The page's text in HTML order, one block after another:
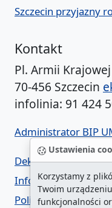
Ustawienia
Korzystamy z
Twoim
funkcjonalności
Szczecin przyjazny
Kontakt
Pl. Armii
70-456 Szczecin
infolinia: 91 424
Administrator BIP
Deklaracja
Informacja o
Polityka prywatności